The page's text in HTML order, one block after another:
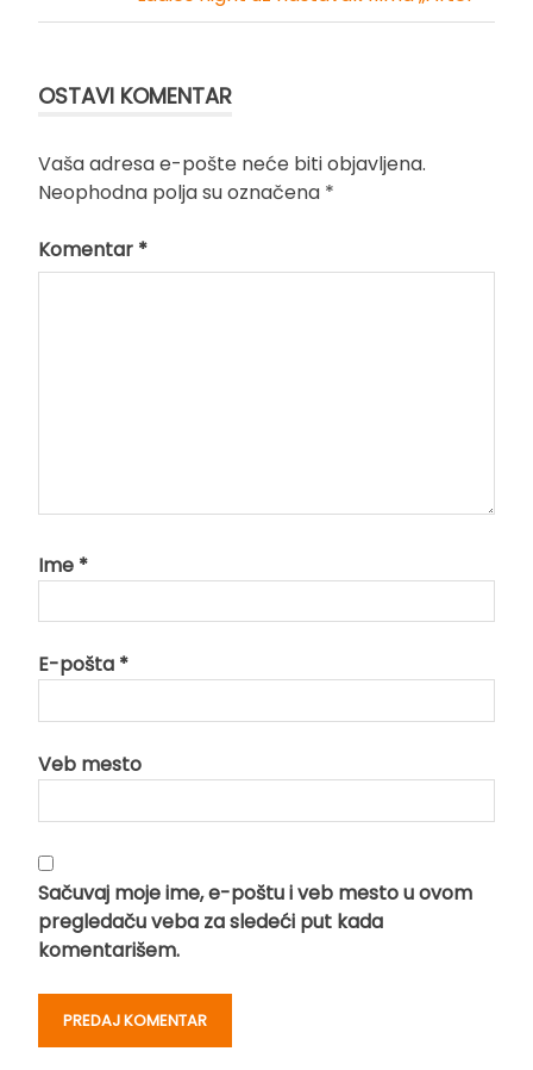
OSTAVI KOMENTAR
Vaša adresa e-pošte neće biti objavljena.
Neophodna polja su označena *
Komentar *
Ime *
E-pošta *
Veb mesto
Sačuvaj moje ime, e-poštu i veb mesto u ovom
pregledaču veba za sledeći put kada
komentarišem.